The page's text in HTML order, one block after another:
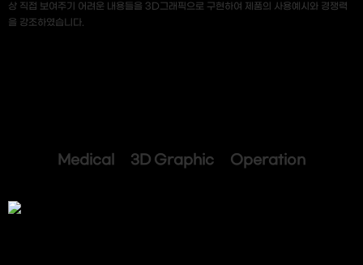
상 직접 보여주기 어려운 내용들을 3D그래픽으로 구현하여 제품의 사용예시와 경쟁력
을 강조하였습니다.
Medical 3D Graphic Operation